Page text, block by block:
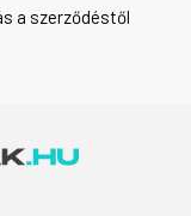
a szerződéstől